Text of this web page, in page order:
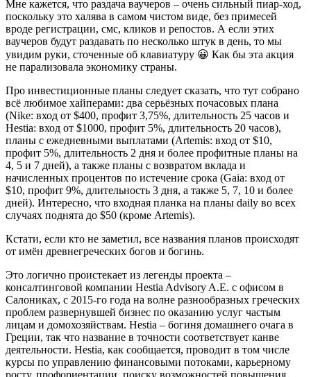
Мне кажется, что раздача ваучеров – очень сильный пиар-ход,
поскольку это халява в самом чистом виде, без примесей
вроде регистрации, смс, кликов и репостов. А если этих
ваучеров будут раздавать по несколько штук в день, то мы
увидим руки, сточенные об клавиатуру 😀 Как бы эта акция
не парализовала экономику страны.
Про инвестиционные планы следует сказать, что тут собрано
всё любимое хайперами: два серьёзных почасовых плана
(Nike: вход от $400, профит 3,75%, длительность 25 часов и
Hestia: вход от $1000, профит 5%, длительность 20 часов),
планы с ежедневными выплатами (Artemis: вход от $10,
профит 5%, длительность 2 дня и более профитные планы на
4, 5 и 7 дней), а также планы с возвратом вклада и
начисленных процентов по истечение срока (Gaia: вход от
$10, профит 9%, длительность 3 дня, а также 5, 7, 10 и более
дней). Интересно, что входная планка на планы daily во всех
случаях поднята до $50 (кроме Artemis).
Кстати, если кто не заметил, все названия планов происходят
от имён древнегреческих богов и богинь.
Это логично проистекает из легенды проекта –
консалтинговой компании Hestia Advisory A.E. с офисом в
Салониках, с 2015-го года на волне разнообразных греческих
проблем развернувшей бизнес по оказанию услуг частым
лицам и домохозяйствам. Hestia – богиня домашнего очага в
Греции, так что название в точности соответствует канве
деятельности. Hestia, как сообщается, проводит в том числе
курсы по управлению финансовыми потоками, карьерному